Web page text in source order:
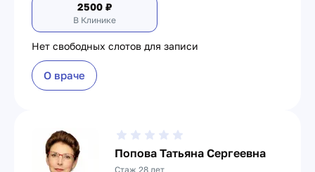
2500 ₽
В Клинике
Нет свободных слотов для записи
О враче
Попова Татьяна Сергеевна
Стаж 28 лет